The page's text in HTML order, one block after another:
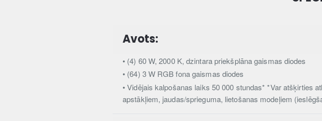
Avots:
• (4) 60 W, 2000 K, dzintara priekšplāna gaismas diodes
• (64) 3 W RGB fona gaismas diodes
• Vidējais kalpošanas laiks 50 000 stundas* *Var atšķirties
apstākļiem, jaudas/sprieguma, lietošanas modeļiem